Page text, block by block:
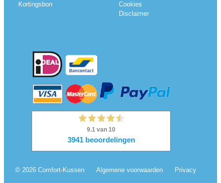
Kortingsbon
Cookies
Disclaimer
© 2026 Comfort-Kussen Algemene voorwaarden Privacy